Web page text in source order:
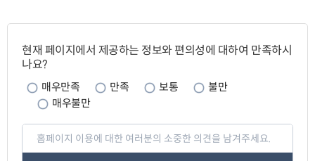
이
지
만
족
도
현재 페이지에서 제공하는 정보와 편의성에 대하여 만족하시
나요?
매우만족 만족 보통
불만
매우불만
페
지